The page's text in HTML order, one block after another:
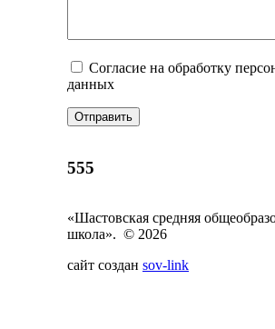
Согласие на обработку
данных
555
«Шастовская средняя
школа». © 2026
сайт создан sov-link